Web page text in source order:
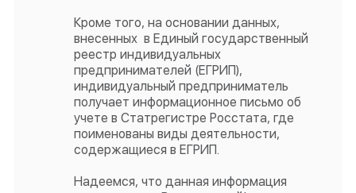
Кроме того, на основании данных,
внесенных в Единый государственный
реестр индивидуальных
предпринимателей (ЕГРИП),
индивидуальный предприниматель
получает информационное письмо об
учете в Статрегистре Росстата, где
поименованы виды деятельности,
содержащиеся в ЕГРИП.
Надеемся, что данная информация